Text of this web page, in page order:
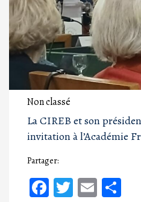
Non classé
La CIREB et son
invitation à l’Académie
Partager:
Facebook
Twitter
Email